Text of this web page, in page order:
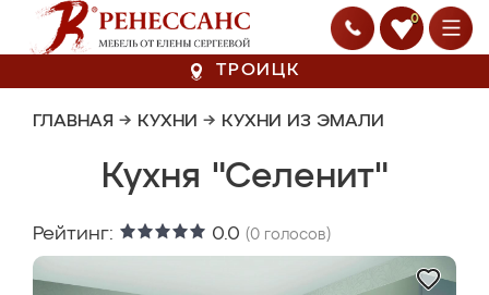
0
ТРОИЦК
ГЛАВНАЯ → КУХНИ → КУХНИ ИЗ ЭМАЛИ
Кухня "Селенит"
Рейтинг: 0.0 (0 голосов)